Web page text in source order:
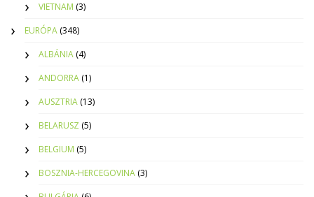
VIETNAM (3)
EURÓPA (348)
ALBÁNIA (4)
ANDORRA (1)
AUSZTRIA (13)
BELARUSZ (5)
BELGIUM (5)
BOSZNIA-HERCEGOVINA (3)